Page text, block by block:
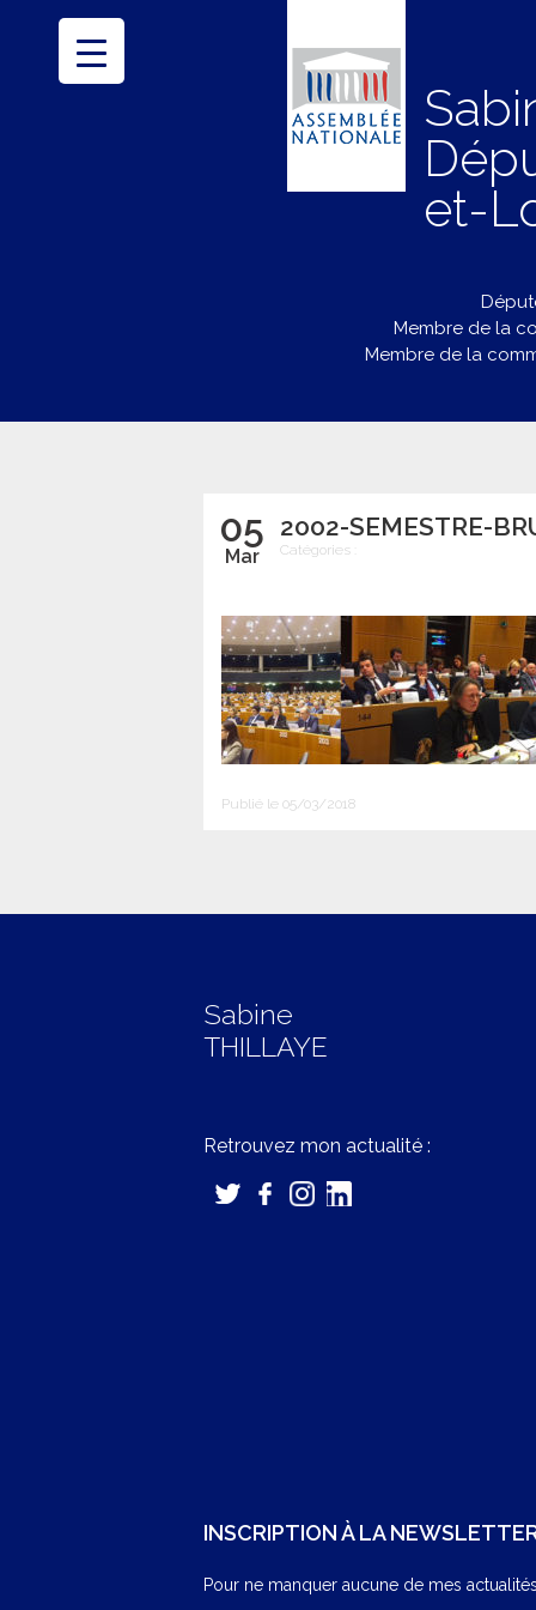
et-
Membre de la
Membre de la
05
Mar
2002-SEMESTRE-
Catégories :
Publié le 05/03/2018
Sabine
THILLAYE
Retrouvez mon actualité :
INSCRIPTION À LA
Pour ne manquer aucune de mes